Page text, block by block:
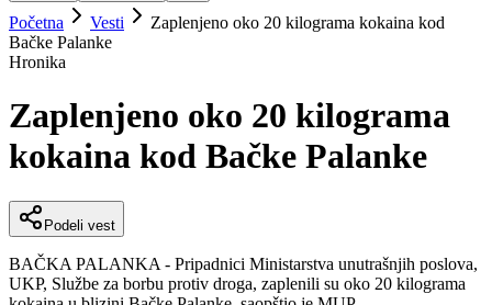
Početna Vesti
Zaplenjeno oko 20 kilograma kokaina kod
Bačke Palanke
Hronika
Zaplenjeno oko 20 kilograma
kokaina kod Bačke Palanke
Podeli vest
BAČKA PALANKA - Pripadnici Ministarstva unutrašnjih poslova,
UKP, Službe za borbu protiv droga, zaplenili su oko 20 kilograma